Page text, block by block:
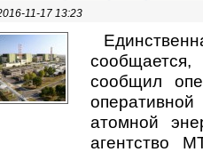
11-17 13:23
сообщил
атомной
агентство